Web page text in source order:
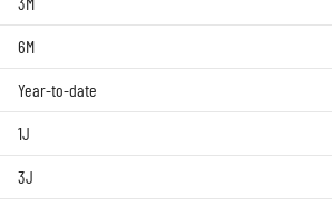
6M
Year-to-date
1J
3J